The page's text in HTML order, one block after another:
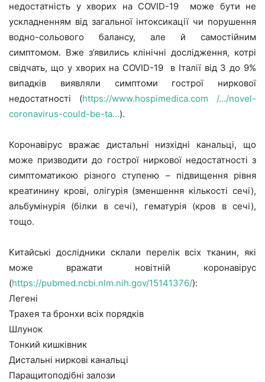
недостатність у хворих на COVID-19 може бути не
ускладненням від загальної інтоксикації чи порушення
водно-сольового балансу, але й самостійним
симптомом. Вже з’явились клінічні дослідження, котрі
свідчать, що у хворих на COVID-19 в Італії від 3 до 9%
випадків виявляли симптоми гострої ниркової
недостатності (https://www.hospimedica.com /…/novel-
coronavirus-could-be-ta…).
Коронавірус вражає дистальні низхідні канальці, що
може призводити до гострої ниркової недостатності з
симптоматикою різного ступеню – підвищення рівня
креатинину крові, олігурія (зменшення кількості сечі),
альбумінурія (білки в сечі), гематурія (кров в сечі),
тощо.
Китайські дослідники склали перелік всіх тканин, які
може вражати новітній коронавірус
(https://pubmed.ncbi.nlm.nih.gov/15141376/):
Легені
Трахея та бронхи всіх порядків
Шлунок
Тонкий кишківник
Дистальні ниркові канальці
Паращитоподібні залози